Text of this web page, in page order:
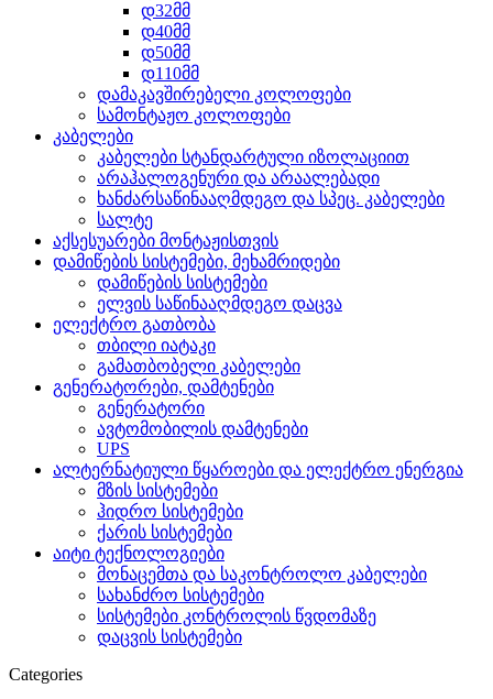
დ32მმ
დ40მმ
დ50მმ
დ110მმ
დამაკავშირებელი კოლოფები
სამონტაჟო კოლოფები
კაბელები
კაბელები სტანდარტული იზოლაციით
არაჰალოგენური და არაალებადი
ხანძარსაწინააღმდეგო და სპეც. კაბელები
სალტე
აქსესუარები მონტაჟისთვის
დამიწების სისტემები, მეხამრიდები
დამიწების სისტემები
ელვის საწინააღმდეგო დაცვა
ელექტრო გათბობა
თბილი იატაკი
გამათბობელი კაბელები
გენერატორები, დამტენები
გენერატორი
ავტომობილის დამტენები
UPS
ალტერნატიული წყაროები და ელექტრო ენერგია
მზის სისტემები
ჰიდრო სისტემები
ქარის სისტემები
აიტი ტექნოლოგიები
მონაცემთა და საკონტროლო კაბელები
სახანძრო სისტემები
სისტემები კონტროლის წვდომაზე
დაცვის სისტემები
Categories